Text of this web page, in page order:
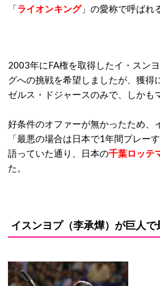
「ライオンキング」の愛称で呼ばれ
2003年にFA権を取得したイ・スン
グへの挑戦を希望しましたが、獲得
ゼルス・ドジャースのみで、しかも
好条件のオファーが無かったため、
「最悪の場合は日本で1年間プレー
語っていた通り、日本の千葉ロッテ
た。
イスンヨプ（李承燁）が巨人で